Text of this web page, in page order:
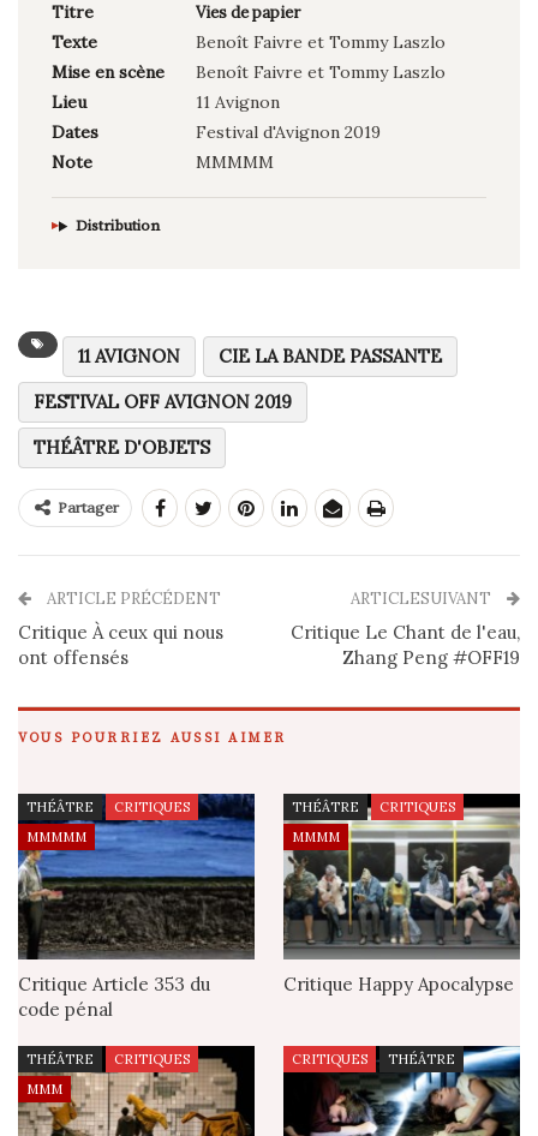
Titre Vies de papier
Texte
Benoît Faivre et Tommy Laszlo
Mise en scène
Benoît Faivre et Tommy Laszlo
Lieu
11 Avignon
Dates
Festival d'Avignon 2019
Note
MMMMM
Distribution
11 AVIGNON
CIE LA BANDE PASSANTE
FESTIVAL OFF AVIGNON 2019
THÉÂTRE D'OBJETS
Partager
ARTICLE PRÉCÉDENT
Critique À ceux qui nous
ont offensés
ARTICLESUIVANT
Critique Le Chant de l'eau,
Zhang Peng #OFF19
VOUS POURRIEZ AUSSI AIMER
THÉÂTRE
CRITIQUES
MMMMM
Critique Article 353 du
code pénal
THÉÂTRE
CRITIQUES
MMMM
Critique Happy Apocalypse
THÉÂTRE
CRITIQUES
MMM
CRITIQUES THÉÂTRE